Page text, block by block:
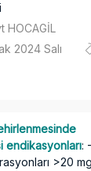
HOCAGİL
2024 Salı
endikasyonları:
>20